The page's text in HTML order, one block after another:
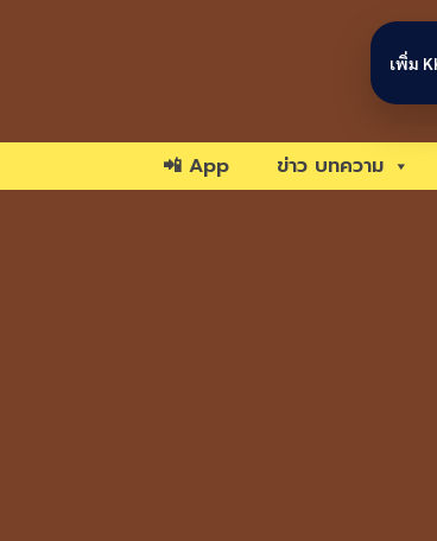
📲 App ข่าว บทความ
เพิ่ม